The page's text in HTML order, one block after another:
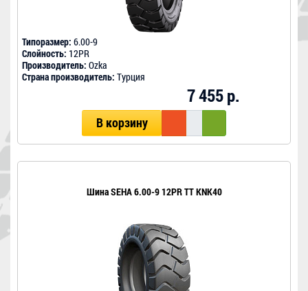
Типоразмер: 6.00-9
Слойность: 12PR
Производитель: Ozka
Страна производитель: Турция
7 455 р.
В корзину
Шина SEHA 6.00-9 12PR TT KNK40